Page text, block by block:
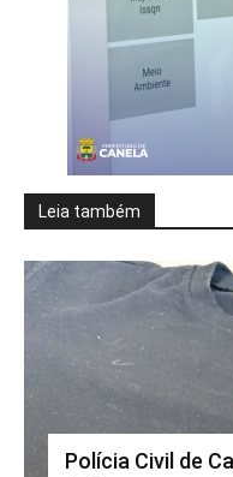
Leia também
Polícia Civil de